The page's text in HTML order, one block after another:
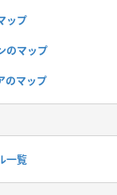
ップ
のマップ
のマップ
一覧